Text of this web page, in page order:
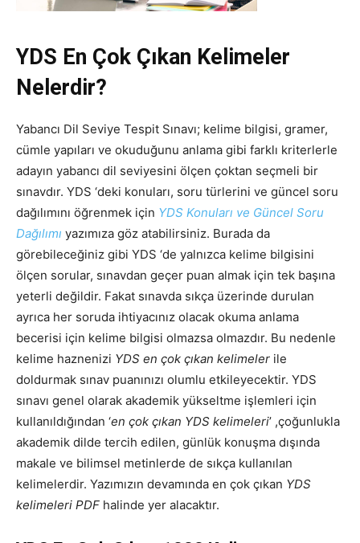
YDS En Çok Çıkan Kelimeler
Nelerdir?
Yabancı Dil Seviye Tespit Sınavı; kelime bilgisi, gramer,
cümle yapıları ve okuduğunu anlama gibi farklı kriterlerle
adayın yabancı dil seviyesini ölçen çoktan seçmeli bir
sınavdır. YDS ‘deki konuları, soru türlerini ve güncel soru
dağılımını öğrenmek için YDS Konuları ve Güncel Soru
Dağılımı yazımıza göz atabilirsiniz. Burada da
görebileceğiniz gibi YDS ‘de yalnızca kelime bilgisini
ölçen sorular, sınavdan geçer puan almak için tek başına
yeterli değildir. Fakat sınavda sıkça üzerinde durulan
ayrıca her soruda ihtiyacınız olacak okuma anlama
becerisi için kelime bilgisi olmazsa olmazdır. Bu nedenle
kelime haznenizi YDS en çok çıkan kelimeler ile
doldurmak sınav puanınızı olumlu etkileyecektir. YDS
sınavı genel olarak akademik yükseltme işlemleri için
kullanıldığından ‘en çok çıkan YDS kelimeleri’ ,çoğunlukla
akademik dilde tercih edilen, günlük konuşma dışında
makale ve bilimsel metinlerde de sıkça kullanılan
kelimelerdir. Yazımızın devamında en çok çıkan YDS
kelimeleri PDF halinde yer alacaktır.